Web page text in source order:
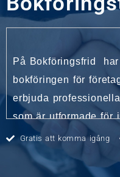
På Bokföringsfrid
bokföringen för
erbjuda
som är utformade för
Vårt expertteam
hantering genom att
regelverken, så du
Gratis att komma igång